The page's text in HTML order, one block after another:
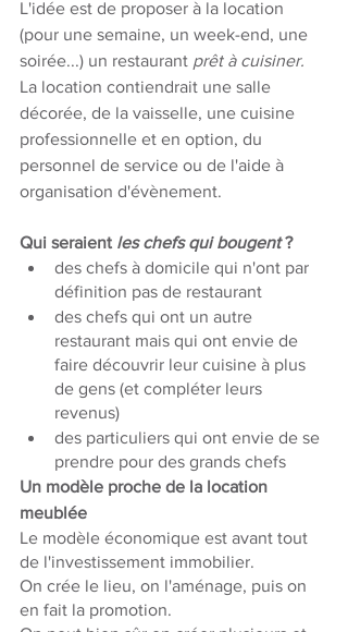
L'idée est de proposer à la location
(pour une semaine, un week-end, une
soirée...) un restaurant prêt à cuisiner.
La location contiendrait une salle
décorée, de la vaisselle, une cuisine
professionnelle et en option, du
personnel de service ou de l'aide à
organisation d'évènement.
Qui seraient les chefs qui bougent ?
des chefs à domicile qui n'ont par
définition pas de restaurant
des chefs qui ont un autre
restaurant mais qui ont envie de
faire découvrir leur cuisine à plus
de gens (et compléter leurs
revenus)
des particuliers qui ont envie de se
prendre pour des grands chefs
Un modèle proche de la location
meublée
Le modèle économique est avant tout
de l'investissement immobilier.
On crée le lieu, on l'aménage, puis on
en fait la promotion.